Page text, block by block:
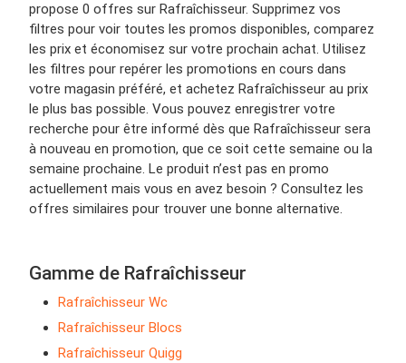
propose 0 offres sur Rafraîchisseur. Supprimez vos
filtres pour voir toutes les promos disponibles, comparez
les prix et économisez sur votre prochain achat. Utilisez
les filtres pour repérer les promotions en cours dans
votre magasin préféré, et achetez Rafraîchisseur au prix
le plus bas possible. Vous pouvez enregistrer votre
recherche pour être informé dès que Rafraîchisseur sera
à nouveau en promotion, que ce soit cette semaine ou la
semaine prochaine. Le produit n’est pas en promo
actuellement mais vous en avez besoin ? Consultez les
offres similaires pour trouver une bonne alternative.
Gamme de Rafraîchisseur
Rafraîchisseur Wc
Rafraîchisseur Blocs
Rafraîchisseur Quigg